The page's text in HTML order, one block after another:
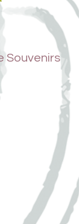
Souvenirs